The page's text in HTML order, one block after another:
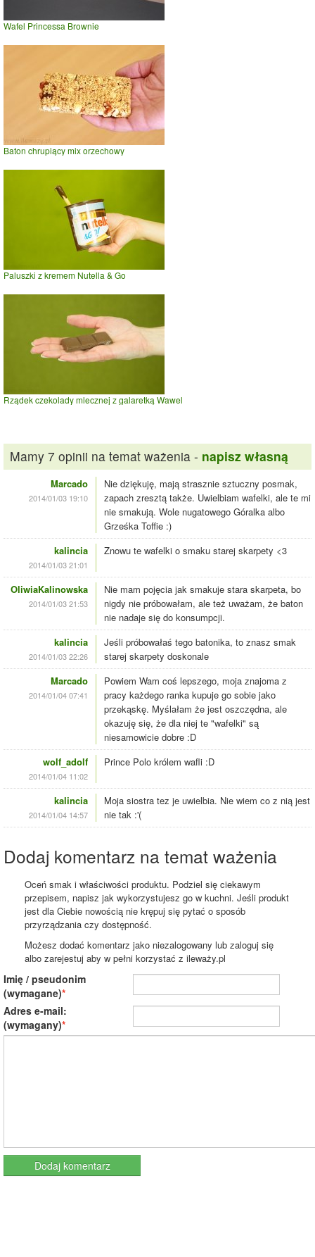
Wafel Princessa Brownie
Baton chrupiący mix orzechowy
Paluszki z kremem Nutella & Go
Rządek czekolady mlecznej z galaretką Wawel
Mamy 7 opinii na temat ważenia - napisz własną
Marcado
2014/01/03 19:10
Nie dziękuję, mają strasznie sztuczny posmak,
zapach zresztą także. Uwielbiam wafelki, ale te mi
nie smakują. Wole nugatowego Góralka albo
Grześka Toffie :)
kalincia
2014/01/03 21:01
Znowu te wafelki o smaku starej skarpety <3
OliwiaKalinowska
2014/01/03 21:53
Nie mam pojęcia jak smakuje stara skarpeta, bo
nigdy nie próbowałam, ale też uważam, że baton
nie nadaje się do konsumpcji.
kalincia
2014/01/03 22:26
Jeśli próbowałaś tego batonika, to znasz smak
starej skarpety doskonale
Marcado
2014/01/04 07:41
Powiem Wam coś lepszego, moja znajoma z
pracy każdego ranka kupuje go sobie jako
przekąskę. Myślałam że jest oszczędna, ale
okazuję się, że dla niej te "wafelki" są
niesamowicie dobre :D
wolf_adolf
2014/01/04 11:02
Prince Polo królem wafli :D
kalincia
2014/01/04 14:57
Moja siostra tez je uwielbia. Nie wiem co z nią jest
nie tak :'(
Dodaj komentarz na temat ważenia
Oceń smak i właściwości produktu. Podziel się ciekawym
przepisem, napisz jak wykorzystujesz go w kuchni. Jeśli produkt
jest dla Ciebie nowością nie krępuj się pytać o sposób
przyrządzania czy dostępność.
Możesz dodać komentarz jako niezalogowany lub zaloguj się
albo zarejestuj aby w pełni korzystać z ileważy.pl
Imię / pseudonim
(wymagane)
Adres e-mail:
(wymagany)